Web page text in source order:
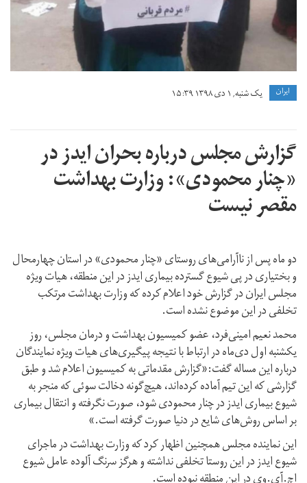
ايران یک شنبه, ۱ دی ۱۳۹۸ ۱۵:۳۹
گزارش مجلس درباره بحران ایدز در
«چنار محمودی»: وزارت بهداشت
مقصر نیست
دو ماه پس از ناآرامی‌های روستای «چنار محمودی» در استان چهارمحال
و بختیاری در پی شیوع گسترده بیماری ایدز در این منطقه، هیات ویژه
مجلس ایران در گزارش خود اعلام کرده که وزارت بهداشت مرتکب
تخلفی در این موضوع نشده است.
محمد نعیم امینی‌فرد، عضو کمیسیون بهداشت و درمان مجلس، روز
یکشنبه اول دی‌ماه در ارتباط با نتیجه پیگیری‌های هیات ویژه نمایندگان
درباره این مساله گفت:«گزارش مقدماتی به کمیسیون اعلام شد و طبق
گزارشی که این تیم آماده کرده‌اند، هیچ‌گونه دخالت سوئی که منجر به
شیوع بیماری ایدز در چنار محمودی شود، صورت نگرفته و انتقال بیماری
بر اساس روش‌های شایع در دنیا صورت گرفته است.»
این نماینده مجلس همچنین اظهار کرد که وزارت بهداشت در ماجرای
شیوع ایدز در این روستا تخلفی نداشته و هرگز سرنگ آلوده عامل شیوع